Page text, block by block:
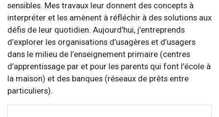
sensibles. Mes travaux leur donnent des concepts à
interpréter et les amènent à réfléchir à des solutions aux
défis de leur quotidien. Aujourd’hui, j’entreprends
d’explorer les organisations d’usagères et d’usagers
dans le milieu de l’enseignement primaire (centres
d’apprentissage par et pour les parents qui font l’école à
la maison) et des banques (réseaux de prêts entre
particuliers).